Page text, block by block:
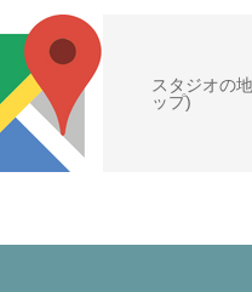
スタジオの
ップ)